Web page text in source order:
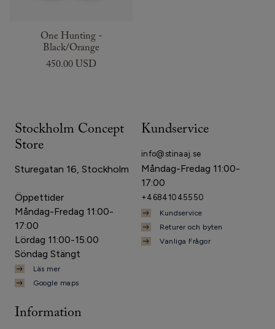
One Hunting -
Black/Orange
450.00 USD
Stockholm Concept
Store
Sturegatan 16, Stockholm
Öppettider
Måndag-Fredag 11:00-
17:00
Lördag 11:00-15:00
Söndag Stängt
Läs mer
Google maps
Kundservice
info@stinaaj.se
Måndag-Fredag 11:00-
17:00
+46841045550
Kundservice
Returer och byten
Vanliga Frågor
Information